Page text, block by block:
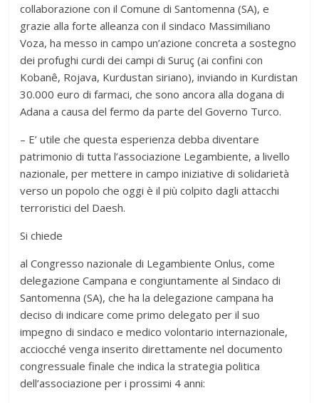
collaborazione con il Comune di Santomenna (SA), e
grazie alla forte alleanza con il sindaco Massimiliano
Voza, ha messo in campo un’azione concreta a sostegno
dei profughi curdi dei campi di Suruç (ai confini con
Kobanê, Rojava, Kurdustan siriano), inviando in Kurdistan
30.000 euro di farmaci, che sono ancora alla dogana di
Adana a causa del fermo da parte del Governo Turco.
– E’ utile che questa esperienza debba diventare
patrimonio di tutta l’associazione Legambiente, a livello
nazionale, per mettere in campo iniziative di solidarietà
verso un popolo che oggi è il più colpito dagli attacchi
terroristici del Daesh.
Si chiede
al Congresso nazionale di Legambiente Onlus, come
delegazione Campana e congiuntamente al Sindaco di
Santomenna (SA), che ha la delegazione campana ha
deciso di indicare come primo delegato per il suo
impegno di sindaco e medico volontario internazionale,
acciocché venga inserito direttamente nel documento
congressuale finale che indica la strategia politica
dell’associazione per i prossimi 4 anni: